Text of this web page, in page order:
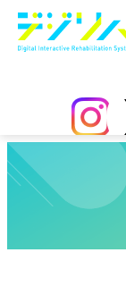
最新情報
メールマガジン登録